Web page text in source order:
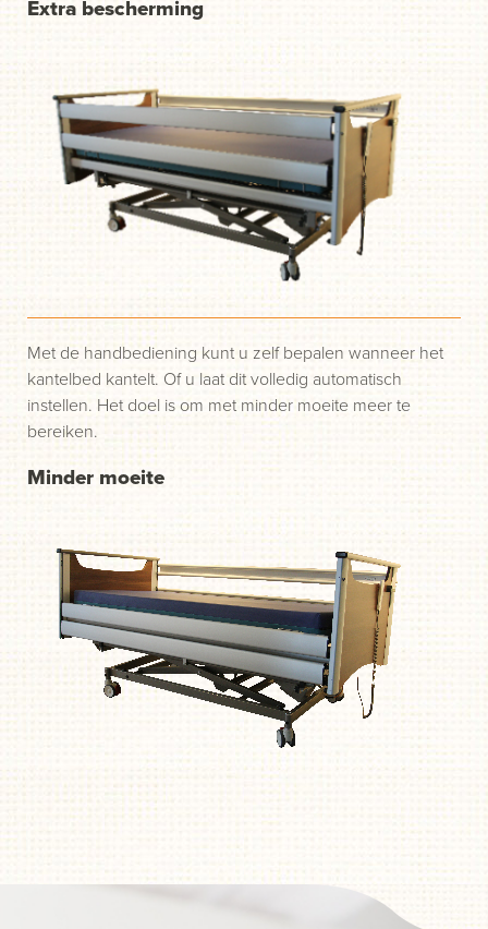
Extra bescherming
Minder moeite
Met de handbediening kunt u zelf bepalen wanneer het
kantelbed kantelt. Of u laat dit volledig automatisch
instellen. Het doel is om met minder moeite meer te
bereiken.